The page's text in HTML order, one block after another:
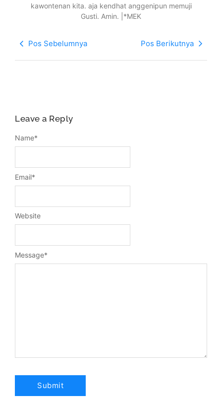
kawontenan kita. aja kendhat anggenipun memuji
Gusti. Amin. |*MEK
Pos Sebelumnya Pos Berikutnya
Leave a Reply
Message*
Name*
Email*
Website